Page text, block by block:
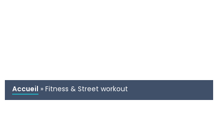
Accueil » Fitness & Street workout